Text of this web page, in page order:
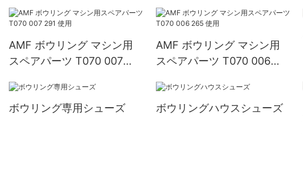
AMF ボウリング マシン用
スペアパーツ T070 007
AMF ボウリング マシン用
スペアパーツ T070 006
ボウリング専用シューズ
ボウリングハウスシューズ